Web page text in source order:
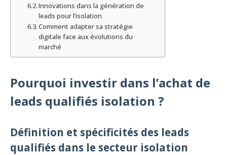
Innovations dans la génération de
leads pour l’isolation
Comment adapter sa stratégie
digitale face aux évolutions du
marché
Pourquoi investir dans l’achat de
leads qualifiés isolation ?
Définition et spécificités des leads
qualifiés dans le secteur isolation